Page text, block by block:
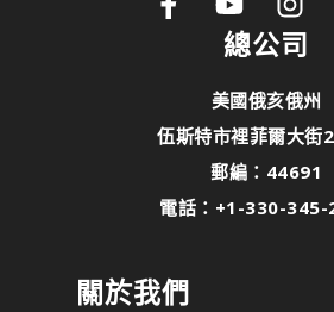
總公司
美國俄亥俄州
伍斯特市裡菲爾大街
郵編：44691
電話：+1-330-345-
關於我們